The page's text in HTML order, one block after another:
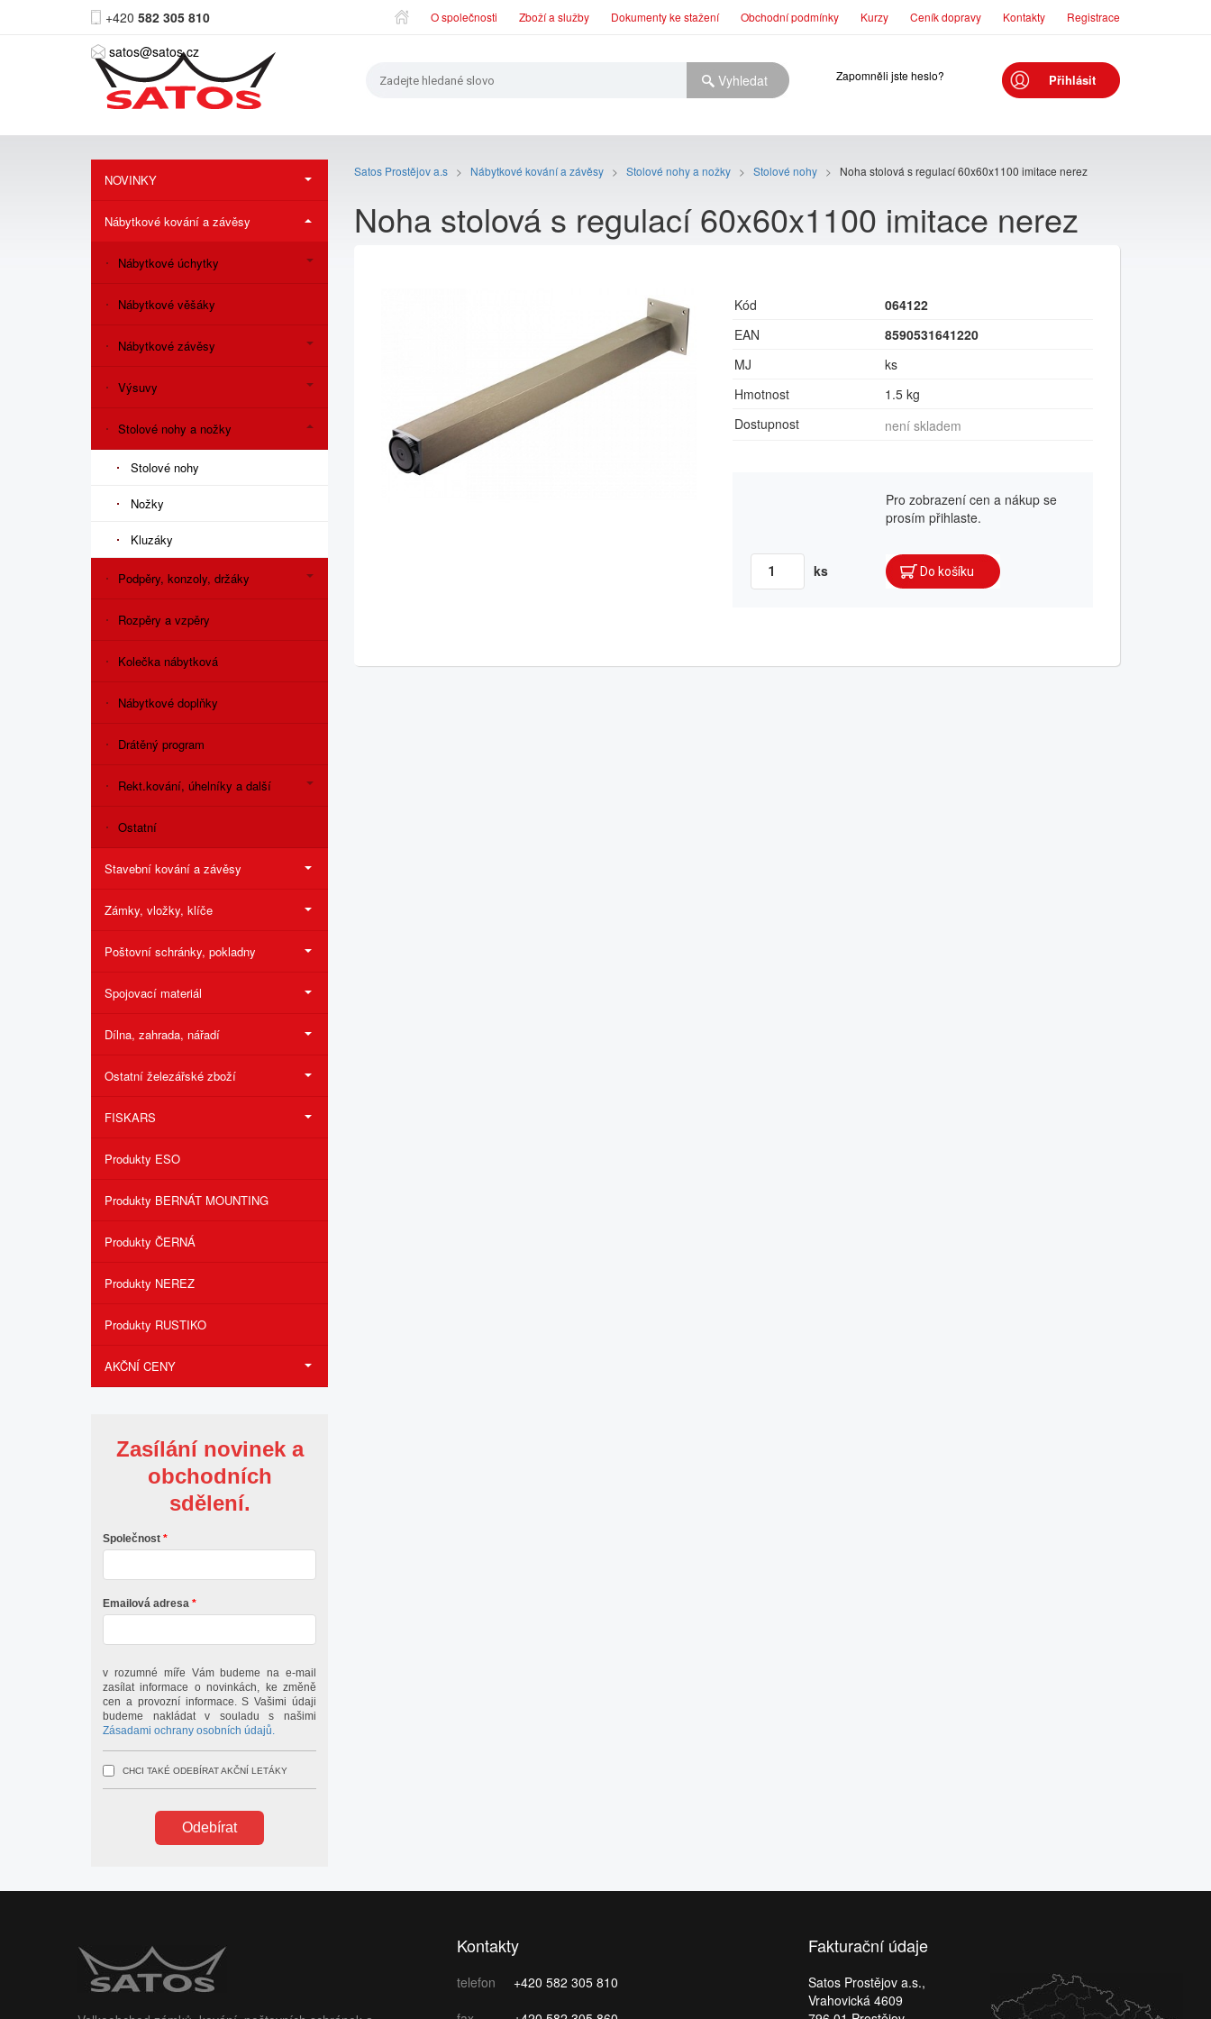
Přihlásit
+420 582 305 810
satos@satos.cz
O společnosti Zboží a služby Dokumenty ke stažení Obchodní podmínky Kurzy Ceník dopravy Kontakty Registrace
Zapomněli jste heslo?
NOVINKY
Nábytkové kování a závěsy
Nábytkové úchytky
Nábytkové věšáky
Nábytkové závěsy
Výsuvy
Stolové nohy a nožky
Stolové nohy
Nožky
Kluzáky
Podpěry, konzoly, držáky
Rozpěry a vzpěry
Kolečka nábytková
Nábytkové doplňky
Drátěný program
Rekt.kování, úhelníky a další
Ostatní
Stavební kování a závěsy
Zámky, vložky, klíče
Poštovní schránky, pokladny
Spojovací materiál
Dílna, zahrada, nářadí
Ostatní železářské zboží
FISKARS
Produkty ESO
Produkty BERNÁT MOUNTING
Produkty ČERNÁ
Produkty NEREZ
Produkty RUSTIKO
AKČNÍ CENY
Zasílání novinek a
obchodních
sdělení.
Společnost
Emailová adresa
v rozumné míře Vám budeme na e-mail
zasílat informace o novinkách, ke změně
cen a provozní informace. S Vašimi údaji
budeme nakládat v souladu s našimi
Zásadami ochrany osobních údajů.
CHCI TAKÉ ODEBÍRAT AKČNÍ LETÁKY
Odebírat
Satos Prostějov a.s > Nábytkové kování a závěsy > Stolové nohy a nožky > Stolové nohy > Noha stolová s regulací 60x60x1100 imitace nerez
Noha stolová s regulací 60x60x1100 imitace nerez
Kód
064122
EAN
8590531641220
MJ
ks
Hmotnost
1.5 kg
Dostupnost
není skladem
Pro zobrazení cen a nákup se
prosím přihlaste.
ks
Kontakty
telefon
+420 582 305 810
Fakturační údaje
Satos Prostějov a.s.,
Vrahovická 4609